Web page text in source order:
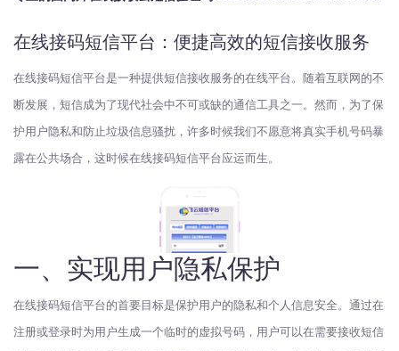
在线接码短信平台：便捷高效的短信接收服务
在线接码短信平台是一种提供短信接收服务的在线平台。随着互联网的不
断发展，短信成为了现代社会中不可或缺的通信工具之一。然而，为了保
护用户隐私和防止垃圾信息骚扰，许多时候我们不愿意将真实手机号码暴
露在公共场合，这时候在线接码短信平台应运而生。
一、实现用户隐私保护
在线接码短信平台的首要目标是保护用户的隐私和个人信息安全。通过在
注册或登录时为用户生成一个临时的虚拟号码，用户可以在需要接收短信